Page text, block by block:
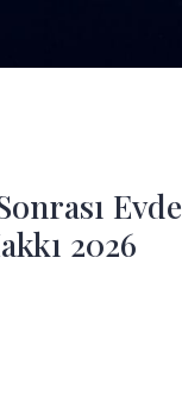
Evde
2026